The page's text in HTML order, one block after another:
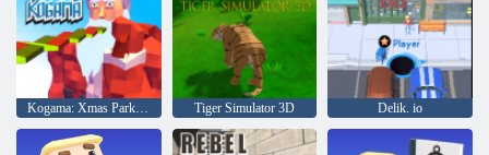
Kogama: Xmas Parkour Tiger Simulator 3D Delik. io